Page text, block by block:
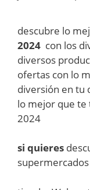
descubre lo
2024 con los
diversos
ofertas con lo
diversión en tu
lo mejor que te
2024
si quieres